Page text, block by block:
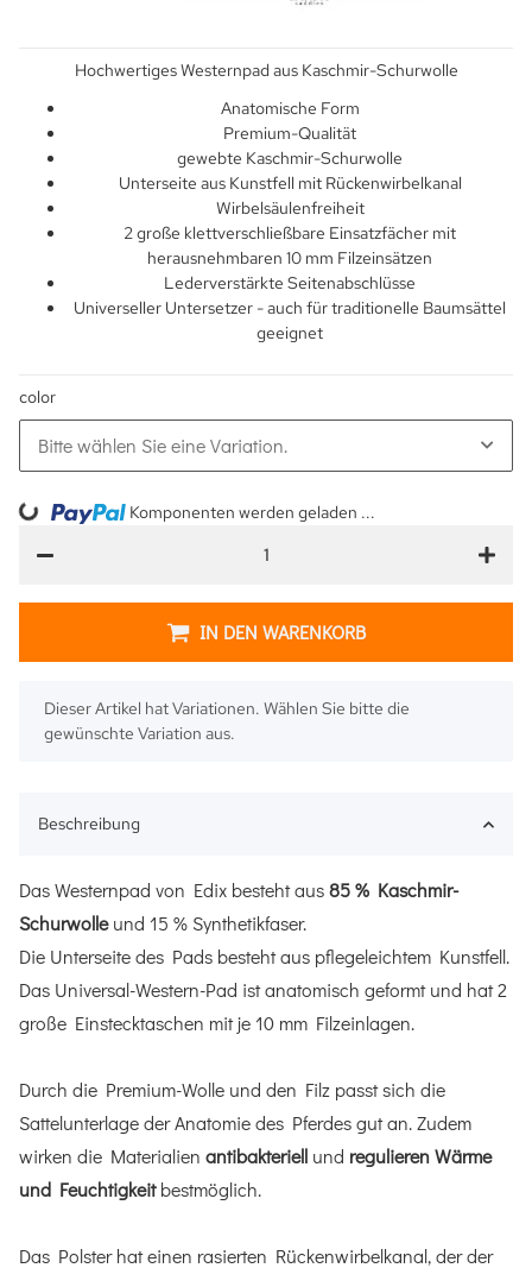
Hochwertiges Westernpad aus Kaschmir-Schurwolle
Anatomische Form
Premium-Qualität
gewebte Kaschmir-Schurwolle
Unterseite aus Kunstfell mit Rückenwirbelkanal
Wirbelsäulenfreiheit
2 große klettverschließbare Einsatzfächer mit
herausnehmbaren 10 mm Filzeinsätzen
Lederverstärkte Seitenabschlüsse
Universeller Untersetzer - auch für traditionelle Baumsättel
geeignet
color
Bitte wählen Sie eine Variation.
IN DEN WARENKORB
Loading... Komponenten werden geladen ...
x
Dieser Artikel hat Variationen. Wählen Sie bitte die
gewünschte Variation aus.
Beschreibung
Das Westernpad von Edix besteht aus85 % Kaschmir-
Schurwolleund 15 % Synthetikfaser.
Die Unterseite des Pads besteht aus pflegeleichtem Kunstfell.
Das Universal-Western-Pad ist anatomisch geformt und hat 2
große Einstecktaschen mit je 10 mm Filzeinlagen.
Durch die Premium-Wolle und den Filz passt sich die
Sattelunterlage der Anatomie des Pferdes gut an. Zudem
wirken die Materialien antibakteriell und regulieren Wärme
und Feuchtigkeitbestmöglich.
Das Polster hat einen rasierten Rückenwirbelkanal, der der